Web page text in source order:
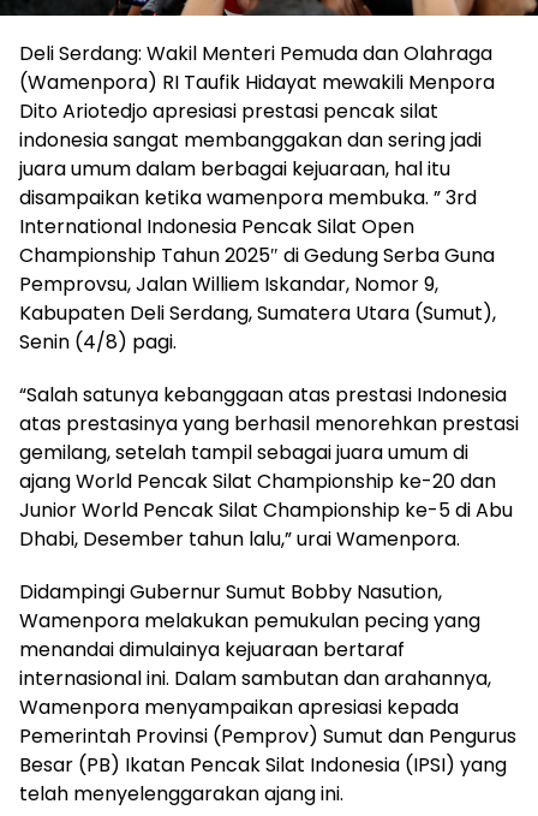
Deli Serdang: Wakil Menteri Pemuda dan Olahraga
(Wamenpora) RI Taufik Hidayat mewakili Menpora
Dito Ariotedjo apresiasi prestasi pencak silat
indonesia sangat membanggakan dan sering jadi
juara umum dalam berbagai kejuaraan, hal itu
disampaikan ketika wamenpora membuka. ” 3rd
International Indonesia Pencak Silat Open
Championship Tahun 2025″ di Gedung Serba Guna
Pemprovsu, Jalan Williem Iskandar, Nomor 9,
Kabupaten Deli Serdang, Sumatera Utara (Sumut),
Senin (4/8) pagi.
“Salah satunya kebanggaan atas prestasi Indonesia
atas prestasinya yang berhasil menorehkan prestasi
gemilang, setelah tampil sebagai juara umum di
ajang World Pencak Silat Championship ke-20 dan
Junior World Pencak Silat Championship ke-5 di Abu
Dhabi, Desember tahun lalu,” urai Wamenpora.
Didampingi Gubernur Sumut Bobby Nasution,
Wamenpora melakukan pemukulan pecing yang
menandai dimulainya kejuaraan bertaraf
internasional ini. Dalam sambutan dan arahannya,
Wamenpora menyampaikan apresiasi kepada
Pemerintah Provinsi (Pemprov) Sumut dan Pengurus
Besar (PB) Ikatan Pencak Silat Indonesia (IPSI) yang
telah menyelenggarakan ajang ini.